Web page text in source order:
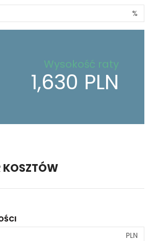
%
Wysokość raty
1,630 PLN
KOSZTÓW
PLN